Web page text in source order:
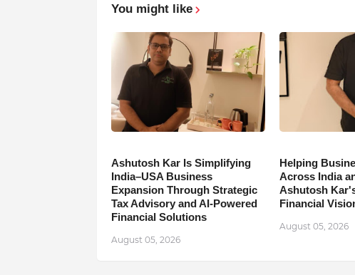
You might like
Ashutosh Kar Is Simplifying
India–USA Business
Expansion Through Strategic
Tax Advisory and AI-Powered
Financial Solutions
August 05, 2026
Helping
Across India
Ashutosh
Financial
August 05, 2026